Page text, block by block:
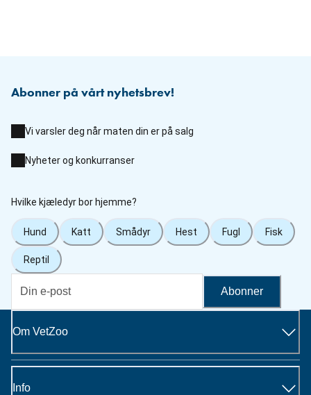
Abonner på vårt nyhetsbrev!
Vi varsler deg når maten din er på salg
Nyheter og konkurranser
Hvilke kjæledyr bor hjemme?
Hund Katt Smådyr Hest Fugl Fisk
Reptil
Abonner
Om VetZoo
Info